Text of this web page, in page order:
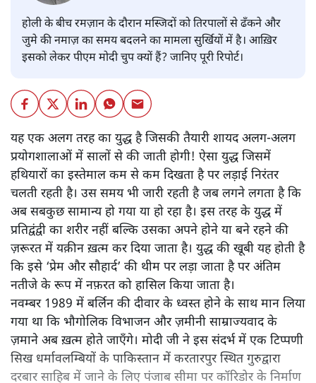
होली के बीच रमज़ान के दौरान मस्जिदों को तिरपालों से ढँकने और
जुमे की नमाज़ का समय बदलने का मामला सुर्खियों में है। आख़िर
इसको लेकर पीएम मोदी चुप क्यों हैं? जानिए पूरी रिपोर्ट।
यह एक अलग तरह का युद्ध है जिसकी तैयारी शायद अलग-अलग
प्रयोगशालाओं में सालों से की जाती होगी! ऐसा युद्ध जिसमें
हथियारों का इस्तेमाल कम से कम दिखता है पर लड़ाई निरंतर
चलती रहती है। उस समय भी जारी रहती है जब लगने लगता है कि
अब सबकुछ सामान्य हो गया या हो रहा है। इस तरह के युद्ध में
प्रतिद्वंद्वी का शरीर नहीं बल्कि उसका अपने होने या बने रहने की
ज़रूरत में यक़ीन ख़त्म कर दिया जाता है। युद्ध की खूबी यह होती है
कि इसे ‘प्रेम और सौहार्द’ की थीम पर लड़ा जाता है पर अंतिम
नतीजे के रूप में नफ़रत को हासिल किया जाता है।
नवम्बर 1989 में बर्लिन की दीवार के ध्वस्त होने के साथ मान लिया
गया था कि भौगोलिक विभाजन और ज़मीनी साम्राज्यवाद के
ज़माने अब ख़त्म होते जाएँगे। मोदी जी ने इस संदर्भ में एक टिप्पणी
सिख धर्मावलम्बियों के पाकिस्तान में करतारपुर स्थित गुरुद्वारा
दरबार साहिब में जाने के लिए पंजाब सीमा पर कॉरिडोर के निर्माण